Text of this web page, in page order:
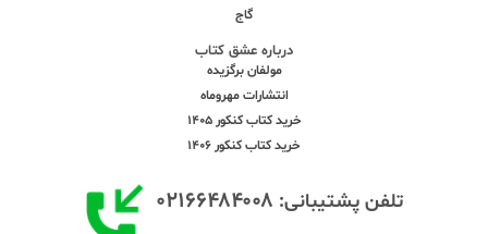
گاج
درباره عشق کتاب
مولفان برگزیده
انتشارات مهروماه
خرید کتاب کنکور 1405
خرید کتاب کنکور 1406
تلفن پشتیبانی: ۰۲۱۶۶۴۸۴۰۰۸